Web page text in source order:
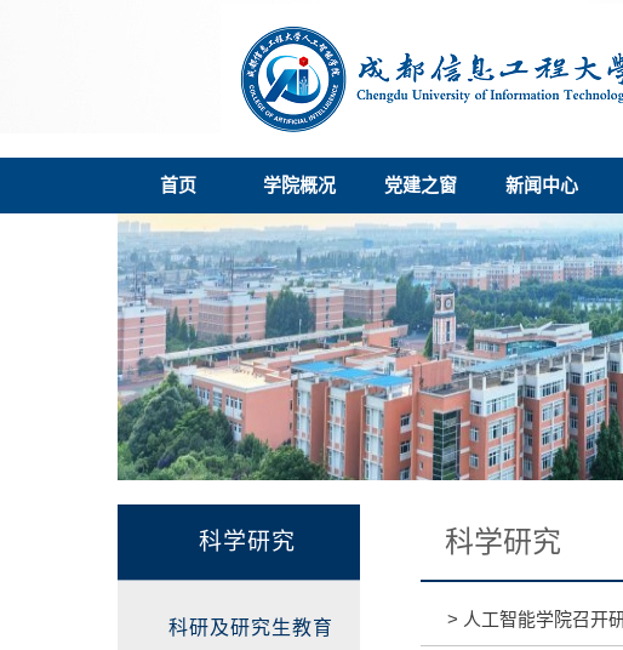
首页 学院概况 党建之窗 新闻中心
科学研究
科研及研究生教育
科学研究
> 人工智能学院召开